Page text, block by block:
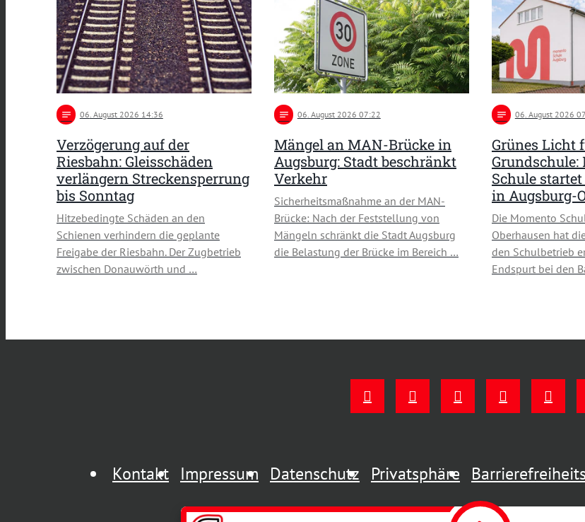
notes 06. August 2026 14:36
Verzögerung auf der
Riesbahn: Gleisschäden
verlängern Streckensperrung
bis Sonntag
Hitzebedingte Schäden an den
Schienen verhindern die geplante
Freigabe der Riesbahn. Der Zugbetrieb
zwischen Donauwörth und …
notes 06. August 2026 07:22
Mängel an MAN-Brücke in
Augsburg: Stadt beschränkt
Verkehr
Sicherheitsmaßnahme an der MAN-
Brücke: Nach der Feststellung von
Mängeln schränkt die Stadt Augsburg
die Belastung der Brücke im Bereich …
notes 06. August 2026
Grünes Licht
Grundschule:
Schule
in Augsburg-
Die Momento
Oberhausen hat
den Schulbetrieb
Endspurt bei den
Kontakt Impressum Datenschutz Privatsphäre